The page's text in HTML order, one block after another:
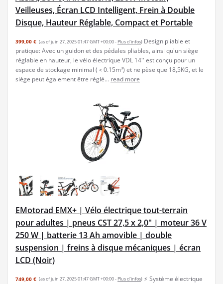
Veilleuses, Écran LCD Intelligent, Frein à Double
Disque, Hauteur Réglable, Compact et Portable
399,00 € (as of juin 27, 2025 01:47 GMT +00:00 - Plus d’infos) Design pliable et
pratique: Avec un guidon et des pédales pliables, ainsi qu'un siège
réglable en hauteur, le vélo électrique VDL 14'' est conçu pour un
espace de stockage minimal (＜0.15m³) et ne pèse que 18,5KG, et le
siège peut également être réglé... read more
EMotorad EMX+ | Vélo électrique tout-terrain
pour adultes | pneus CST 27,5 x 2,0" | moteur 36 V
250 W | batterie 13 Ah amovible | double
suspension | freins à disque mécaniques | écran
LCD (Noir)
749,00 € (as of juin 27, 2025 01:47 GMT +00:00 - Plus d’infos) ⚡ Système électrique